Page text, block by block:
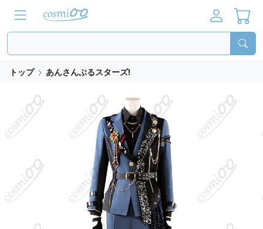
トップ あんさんぶるスターズ!